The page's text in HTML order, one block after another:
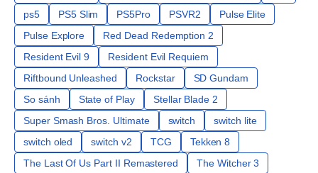
ps5
PS5 Slim PS5Pro PSVR2
Pulse Elite
Pulse Explore
Red Dead Redemption 2
Resident Evil 9
Resident Evil Requiem
Riftbound Unleashed
Rockstar
SD Gundam
So sánh
State of Play
Stellar Blade 2
Super Smash Bros. Ultimate
switch
switch lite
switch oled
switch v2 TCG
Tekken 8
The Last Of Us Part II Remastered
The Witcher 3